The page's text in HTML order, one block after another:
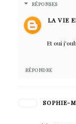
RÉPONSES
LA VIE
Et oui
RÉPONDRE
SOPHIE-